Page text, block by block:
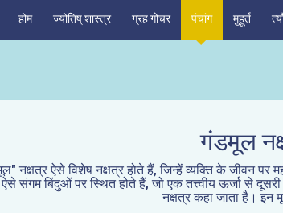
होम ज्योतिष् शास्त्र ग्रह गोचर पंचांग मुहूर्त
गंडमूल
नक्षत्र ऐसे विशेष नक्षत्र होते हैं, जिन्हें व्यक्ति के जीवन
संगम बिंदुओं पर स्थित होते हैं, जो एक तत्त्वीय ऊर्जा से
नक्षत्र कहा जाता है। इन